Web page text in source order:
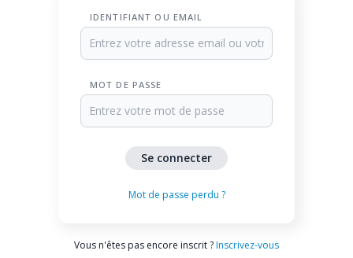
IDENTIFIANT OU EMAIL
MOT DE PASSE
Mot de passe perdu ?
Vous n'êtes pas encore inscrit ? Inscrivez-vous